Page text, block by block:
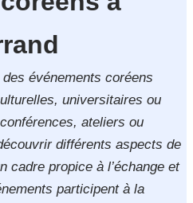
événements coréens
universitaires ou
ateliers ou
différents aspects de
cadre propice à l’échange et
participent à la